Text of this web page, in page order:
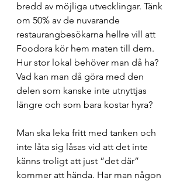
bredd av möjliga utvecklingar. Tänk
om 50% av de nuvarande
restaurangbesökarna hellre vill att
Foodora kör hem maten till dem.
Hur stor lokal behöver man då ha?
Vad kan man då göra med den
delen som kanske inte utnyttjas
längre och som bara kostar hyra?
Man ska leka fritt med tanken och
inte låta sig låsas vid att det inte
känns troligt att just ”det där”
kommer att hända. Har man någon